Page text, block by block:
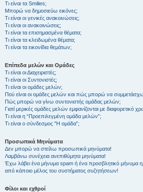
Τι είναι τα Smilies;
Μπορώ να δημοσιεύω εικόνες;
Τι είναι οι γενικές ανακοινώσεις;
Τι είναι οι ανακοινώσεις;
Τι είναι τα επισημασμένα θέματα;
Τι είναι τα κλειδωμένα θέματα;
Τι είναι τα εικονίδια θεμάτων;
Επίπεδα μελών και Ομάδες
Τι είναι οι Διαχειριστές;
Τι είναι οι Συντονιστές;
Τι είναι οι ομάδες μελών;
Πού είναι οι ομάδες μελών και πώς μπορώ να
Πώς μπορώ να γίνω συντονιστής ομάδας μελών;
Γιατί μερικές ομάδες μελών εμφανίζονται με διαφορετικό
Τι είναι η “Προεπιλεγμένη ομάδα μελών”;
Τι είναι ο σύνδεσμος "Η ομάδα”;
Προσωπικά Μηνύματα
Δεν μπορώ να στείλω προσωπικά μηνύματα!
Λαμβάνω συνέχεια ανεπιθύμητα μηνύματα!
Έχω λάβει ένα μήνυμα spam ή ένα προσβλητικό μήνυμα
από κάποιο μέλος του συστήματος συζητήσεων!
Φίλοι και εχθροί